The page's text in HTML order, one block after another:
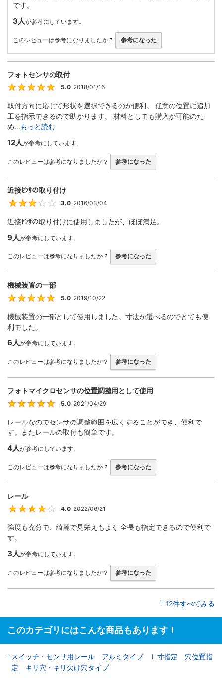
です。
3人が参考にしています。
このレビューは参考になりましたか？ 参考になった
フォトセンサの取付
5.0 2018/01/16
取付方向に応じて形状を選択できるのが便利。 任意の位置に追加
工を指示できるので助かります。 材料としても購入が可能のた
め...もっと読む
12人が参考にしています。
このレビューは参考になりましたか？ 参考になった
近接ｾﾝｻの取り付け
3
3.0 2016/03/04
近接ｾﾝｻの取り付けに使用しましたが、ほぼ満足。
9人が参考にしています。
このレビューは参考になりましたか？ 参考になった
機械装置の一部
5
5.0 2019/10/22
機械装置の一部として使用しました。寸法が選べるのでとても便
利でした。
6人が参考にしています。
このレビューは参考になりましたか？ 参考になった
フォトマイクロセンサの位置調整用として使用
5
5.0 2021/04/29
レールなのでセンサの調整範囲を広くすることができ、便利で
す。またレールの取付も簡単です。
4人が参考にしています。
このレビューは参考になりましたか？ 参考になった
レール
4.0 2022/06/21
強度も充分で、綺麗で見栄えもよく 全長も指定できるので便利で
す。
3人が参考にしています。
このレビューは参考になりましたか？ 参考になった
12件すべてみる
このカテゴリにはこんな商品もあります！
スイッチ・センサ用レール アルミタイプ Ｌ寸指定 穴位置指
定 キリ穴・キリ欠け穴タイプ